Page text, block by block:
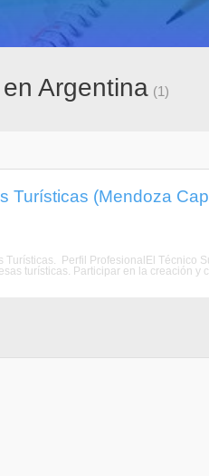
Argentina (1)
Turísticas (Mendoza
Perfil ProfesionalEl Técnico
turísticas. Participar en la creación y